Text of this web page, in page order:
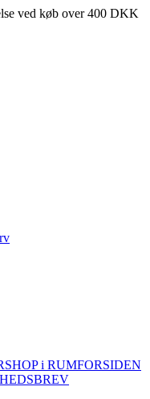
ved køb over 400 DKK
SHOP i RUMFORSIDEN